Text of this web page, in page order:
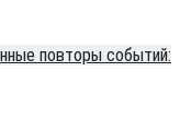
повторы событий: